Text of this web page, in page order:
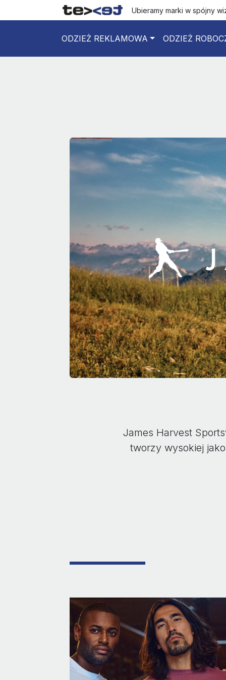
Ubieramy marki w spójny
ODZIEŻ REKLAMOWA ODZIEŻ
James Harvest
tworzy wysokiej